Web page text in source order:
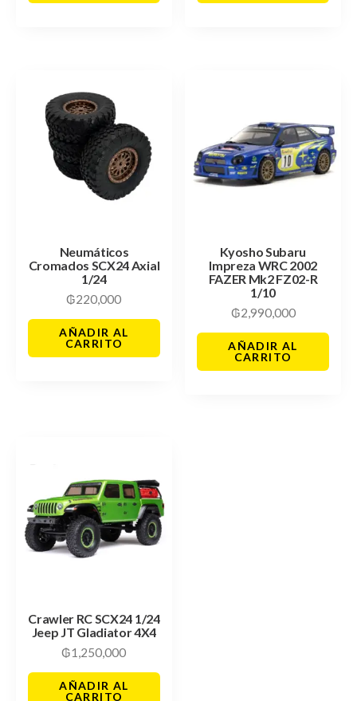
Neumáticos
Cromados SCX24 Axial
1/24
₲220,000
AÑADIR AL
CARRITO
Kyosho Subaru
Impreza WRC 2002
FAZER Mk2 FZ02-R
1/10
₲2,990,000
AÑADIR AL
CARRITO
Crawler RC SCX24 1/24
Jeep JT Gladiator 4X4
₲1,250,000
AÑADIR AL
CARRITO